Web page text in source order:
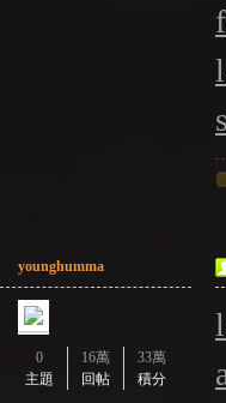
younghumma
0
主題
16萬
回帖
33萬
積分